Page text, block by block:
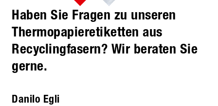
Haben Sie Fragen zu unseren
Thermopapieretiketten aus
Recyclingfasern? Wir beraten Sie
gerne.
Danilo Egli